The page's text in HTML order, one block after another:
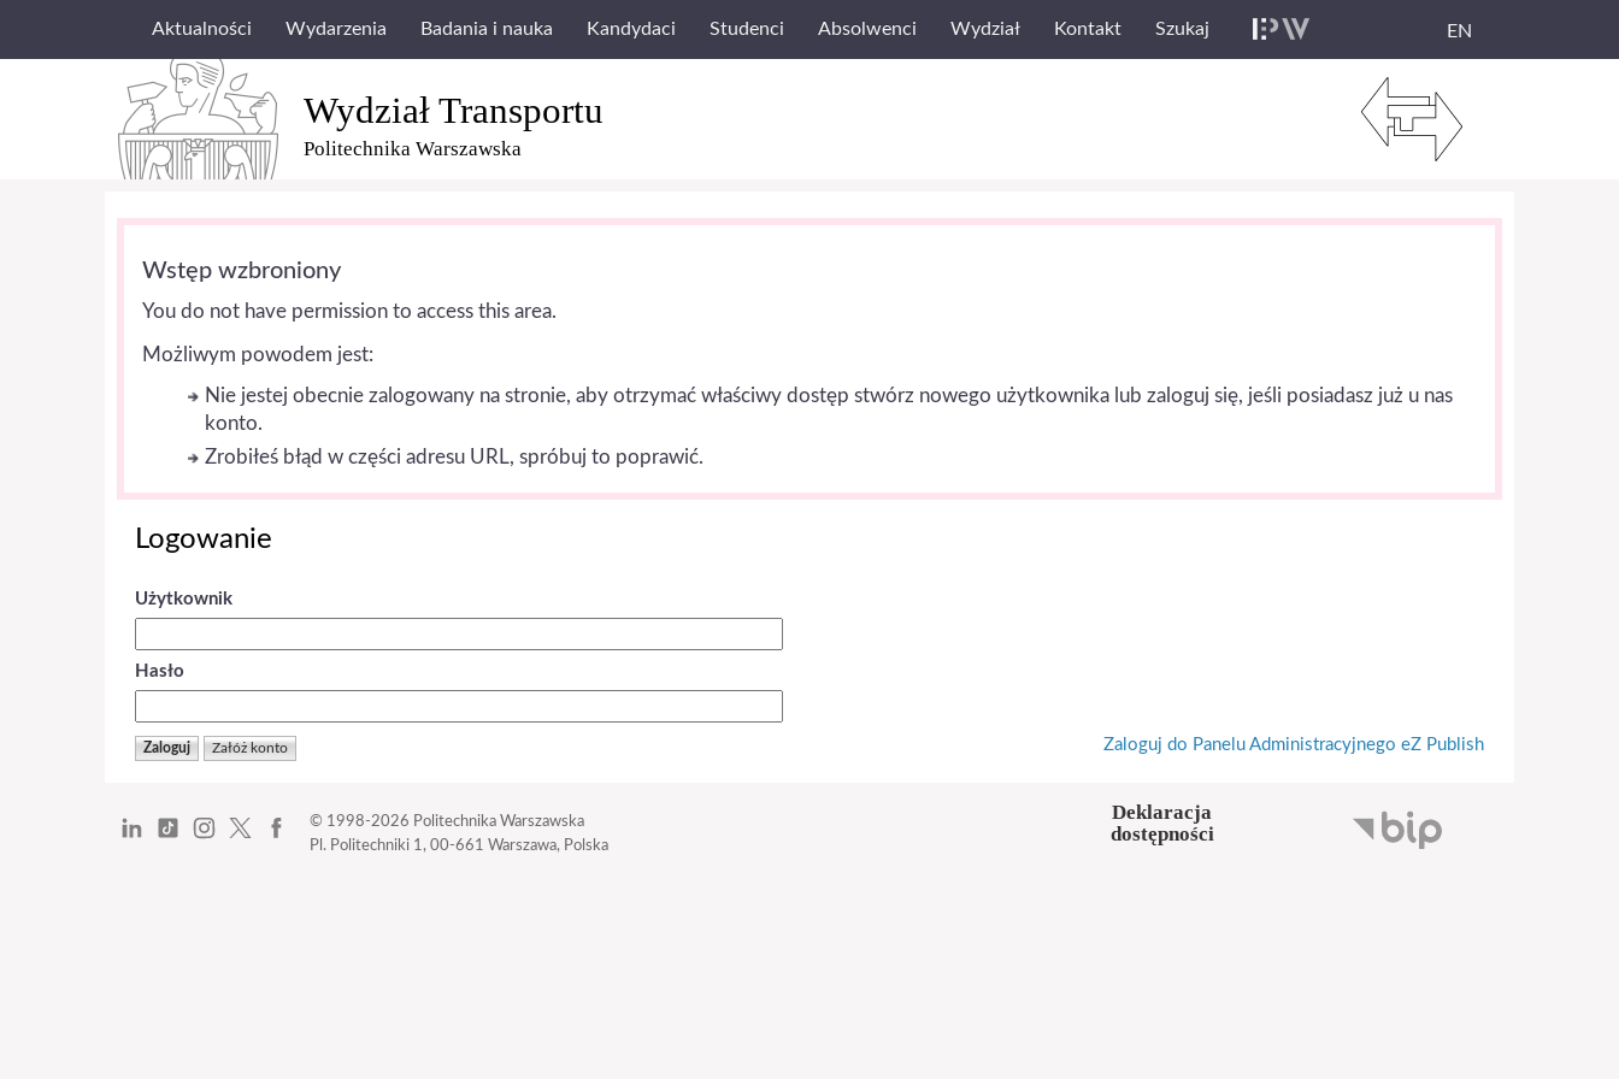
Aktualności Wydarzenia Badania i nauka Kandydaci Studenci Absolwenci Wydział Kontakt Szukaj EN
Wydział Transportu
Politechnika Warszawska
Wstęp wzbroniony
You do not have permission to access this area.
Możliwym powodem jest:
Nie jestej obecnie zalogowany na stronie, aby otrzymać właściwy dostęp stwórz nowego użytkownika lub zaloguj się, jeśli posiadasz już u nas
konto.
Zrobiłeś błąd w części adresu URL, spróbuj to poprawić.
Logowanie
Użytkownik
Hasło
Zaloguj do Panelu Administracyjnego eZ Publish
© 1998-2026 Politechnika Warszawska
Pl. Politechniki 1, 00-661 Warszawa, Polska
Deklaracja
dostępności